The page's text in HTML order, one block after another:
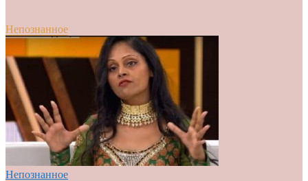
Непознанное
Непознанное